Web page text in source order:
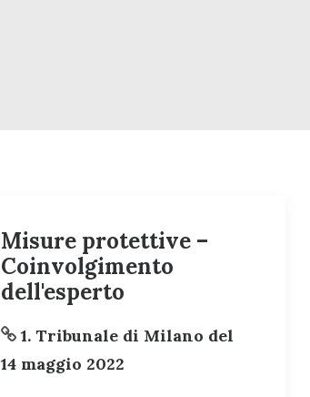
Misure protettive –
Coinvolgimento
dell'esperto
1. Tribunale di Milano del
14 maggio 2022